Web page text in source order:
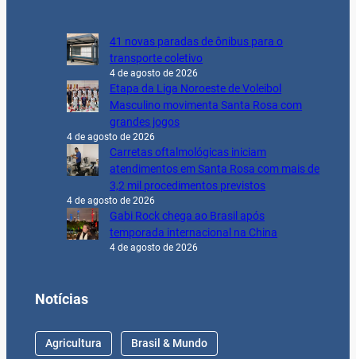
41 novas paradas de ônibus para o
transporte coletivo
4 de agosto de 2026
Etapa da Liga Noroeste de Voleibol
Masculino movimenta Santa Rosa com
grandes jogos
4 de agosto de 2026
Carretas oftalmológicas iniciam
atendimentos em Santa Rosa com mais de
3,2 mil procedimentos previstos
4 de agosto de 2026
Gabi Rock chega ao Brasil após
temporada internacional na China
4 de agosto de 2026
Notícias
Agricultura Brasil & Mundo